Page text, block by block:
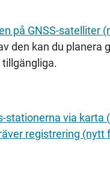
på GNSS-satelliter
den kan du planera
stationerna via karta
registrering (nytt